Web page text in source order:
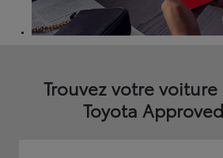
Trouvez votre
Toyota